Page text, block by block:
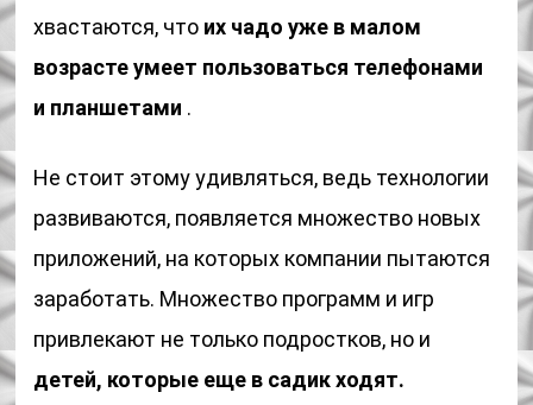
хвастаются, что их чадо уже в малом
возрасте умеет пользоваться телефонами
и планшетами .
Не стоит этому удивляться, ведь технологии
развиваются, появляется множество новых
приложений, на которых компании пытаются
заработать. Множество программ и игр
привлекают не только подростков, но и
детей, которые еще в садик ходят.